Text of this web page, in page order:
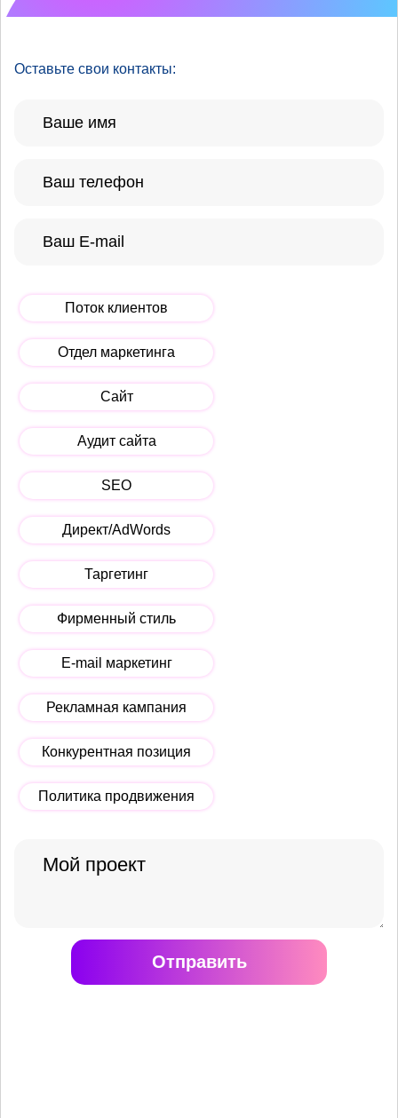
Оставьте свои контакты:
Поток клиентов
Отдел маркетинга
Сайт
Аудит сайта
SEO
Директ/AdWords
Таргетинг
Фирменный стиль
E-mail маркетинг
Рекламная кампания
Конкурентная позиция
Политика продвижения
Отправить